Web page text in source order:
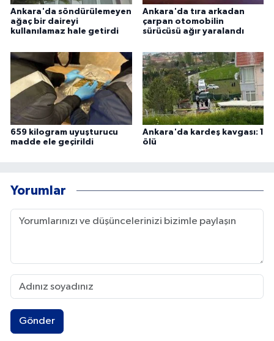
Ankara'da söndürülemeyen
ağaç bir daireyi
kullanılamaz hale getirdi
Ankara'da tıra arkadan
çarpan otomobilin
sürücüsü ağır yaralandı
659 kilogram uyuşturucu
madde ele geçirildi
Ankara'da kardeş kavgası: 1
ölü
Yorumlar
Gönder